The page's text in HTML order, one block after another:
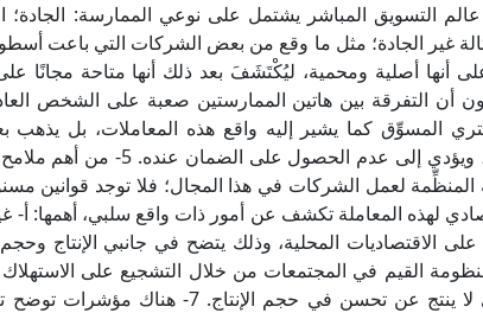
عالم التسويق المباشر يشتمل على نوعي الممارسة: الجادة؛
غير الجادة؛ مثل ما وقع من بعض الشركات التي باعت
أنها أصلية ومحمية، ليُكْتَشَفَ بعد ذلك أنها متاحة مجانًا
أن التفرقة بين هاتين الممارستين صعبة على الشخص
المسوِّق كما يشير إليه واقع هذه المعاملات، بل يذهب
بالكلية، مما يسهل وقوع التحايل، ويؤدي إلى
المنظِّمة لعمل الشركات في هذا المجال؛ فلا توجد قوانين
لهذه المعاملة تكشف عن أمور ذات واقع سلبي، أهمها: أ-
على الاقتصاديات المحلية، وذلك يتضح في جانبي الإنتاج
القيم في المجتمعات من خلال التشجيع على
الاتجاه نحو الكسب السريع الذي لا ينتج عن تحسن في حجم